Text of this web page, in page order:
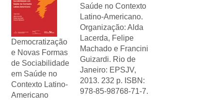
Democratização
e Novas Formas
de Sociabilidade
em Saúde no
Contexto Latino-
Americano
Saúde no Contexto
Latino-Americano.
Organização: Alda
Lacerda, Felipe
Machado e Francini
Guizardi. Rio de
Janeiro: EPSJV,
2013. 232 p. ISBN:
978-85-98768-71-7.